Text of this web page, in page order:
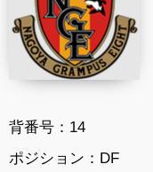
背番号：14
ポジション：DF